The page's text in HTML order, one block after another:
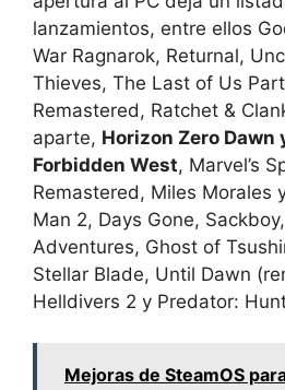
lanzamientos, entre ellos
War Ragnarok, Returnal,
Thieves, The Last of Us
Remastered, Ratchet &
aparte, Horizon Zero Dawn
Forbidden West, Marvel’s
Remastered, Miles Morales
Man 2, Days Gone,
Adventures, Ghost of
Stellar Blade, Until Dawn
Helldivers 2 y Predator:
Mejoras de SteamOS